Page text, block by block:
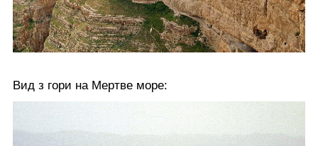
Вид з гори на Мертве море: